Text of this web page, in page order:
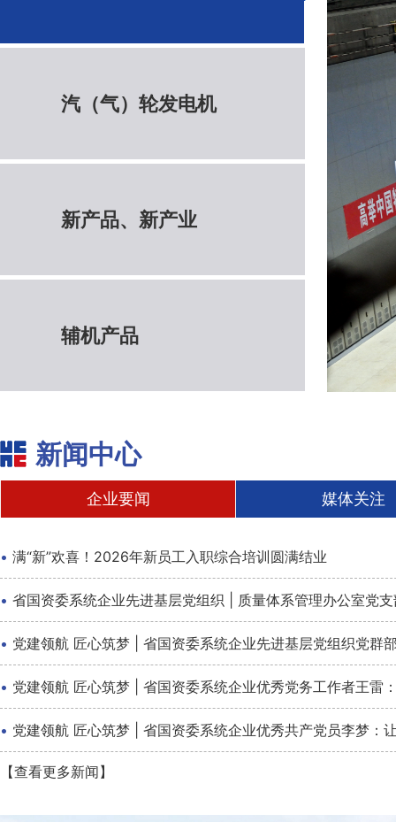
汽（气）轮发电机
新产品、新产业
辅机产品
新闻中心
企业要闻 媒体关注
· 满“新”欢喜！2026年新员工入职综合培训圆满结业
· 省国资委系统企业先进基层党组织 | 质量体系管理办公室党
· 党建领航 匠心筑梦 | 省国资委系统企业先进基层党组织党群
· 党建领航 匠心筑梦 | 省国资委系统企业优秀党务工作者王雷
· 党建领航 匠心筑梦 | 省国资委系统企业优秀共产党员李梦：
【查看更多新闻】